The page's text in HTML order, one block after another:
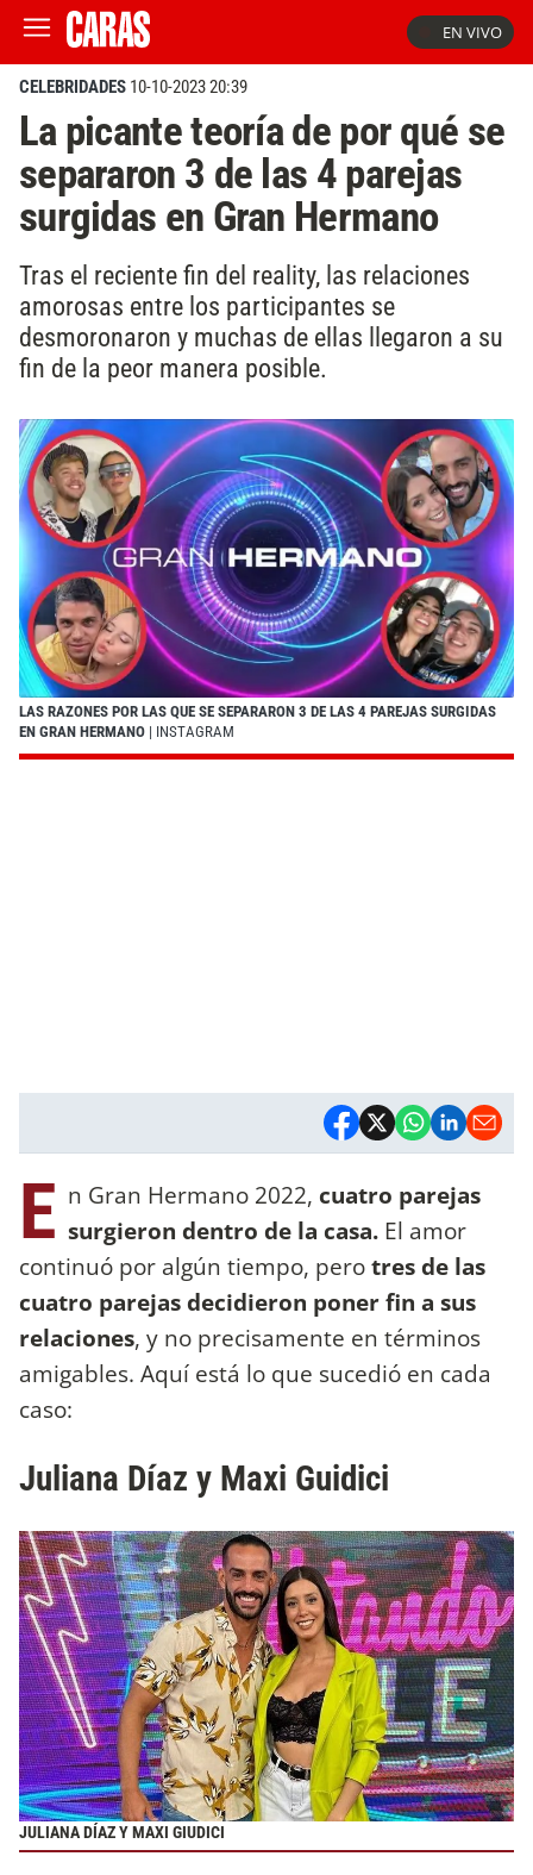
EN VIVO
CELEBRIDADES 10-10-2023 20:39
La picante teoría de por qué se
separaron 3 de las 4 parejas
surgidas en Gran Hermano
Tras el reciente fin del reality, las relaciones
amorosas entre los participantes se
desmoronaron y muchas de ellas llegaron a su
fin de la peor manera posible.
LAS RAZONES POR LAS QUE SE SEPARARON 3 DE LAS 4 PAREJAS SURGIDAS
EN GRAN HERMANO | INSTAGRAM
E n Gran Hermano 2022, cuatro parejas
surgieron dentro de la casa. El amor
continuó por algún tiempo, perotres de las
cuatro parejas decidieron poner fin a sus
relaciones, y no precisamente en términos
amigables. Aquí está lo que sucedió en cada
caso:
Juliana Díaz y Maxi Guidici
JULIANA DÍAZ Y MAXI GIUDICI